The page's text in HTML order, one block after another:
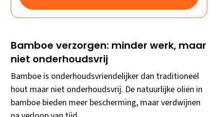
Bamboe verzorgen: minder werk, maar
niet onderhoudsvrij
Bamboe is onderhoudsvriendelijker dan traditioneel
hout maar niet onderhoudsvrij. De natuurlijke oliën in
bamboe bieden meer bescherming, maar verdwijnen